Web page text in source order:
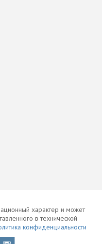
характер и может
в технической
конфиденциальности